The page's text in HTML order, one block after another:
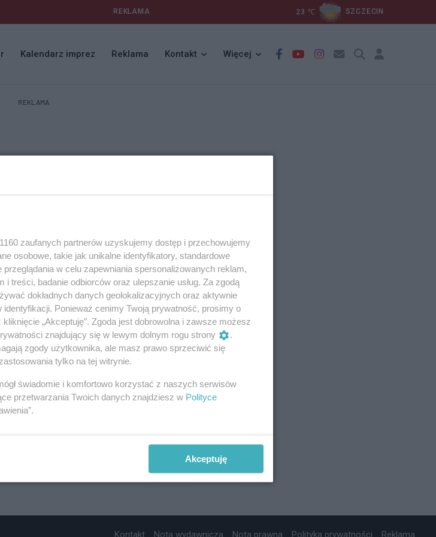
REKLAMA 23 ℃ SZCZECIN
Kalendarz imprez Reklama Kontakt Więcej
REKLAMA
Kontakt Nota wydawnicza Nota prawna Polityka prywatności Reklama
zaufanych partnerów uzyskujemy dostęp i przechowujemy
osobowe, takie jak unikalne identyfikatory, standardowe
w celu zapewniania spersonalizowanych reklam,
treści, badanie odbiorców oraz ulepszanie usług. Za zgodą
dokładnych danych geolokalizacyjnych oraz aktywnie
Ponieważ cenimy Twoją prywatność, prosimy o
„Akceptuję”. Zgoda jest dobrowolna i zawsze możesz
znajdujący się w lewym dolnym rogu strony
.
zgody użytkownika, ale masz prawo sprzeciwić się
tylko na tej witrynie.
świadomie i komfortowo korzystać z naszych serwisów
przetwarzania Twoich danych znajdziesz w Polityce
Akceptuję